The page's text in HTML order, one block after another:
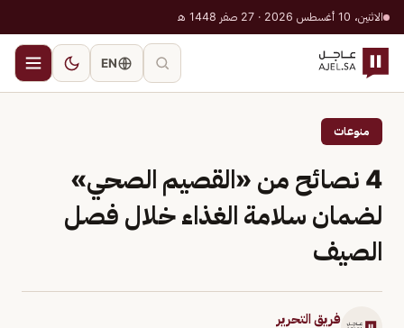
الاثنين، 10 أغسطس 2026 · 27 صفر 1448 هـ
EN
منوعات
4 نصائح من «القصيم الصحي»
لضمان سلامة الغذاء خلال فصل
الصيف
فريق التحرير